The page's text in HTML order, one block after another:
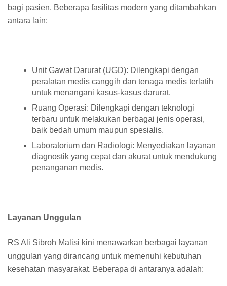
bagi pasien. Beberapa fasilitas modern yang ditambahkan
antara lain:
Unit Gawat Darurat (UGD): Dilengkapi dengan
peralatan medis canggih dan tenaga medis terlatih
untuk menangani kasus-kasus darurat.
Ruang Operasi: Dilengkapi dengan teknologi
terbaru untuk melakukan berbagai jenis operasi,
baik bedah umum maupun spesialis.
Laboratorium dan Radiologi: Menyediakan layanan
diagnostik yang cepat dan akurat untuk mendukung
penanganan medis.
Layanan Unggulan
RS Ali Sibroh Malisi kini menawarkan berbagai layanan
unggulan yang dirancang untuk memenuhi kebutuhan
kesehatan masyarakat. Beberapa di antaranya adalah: